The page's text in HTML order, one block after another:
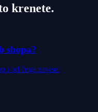
krenete.
shopa?
i od čega zavise.